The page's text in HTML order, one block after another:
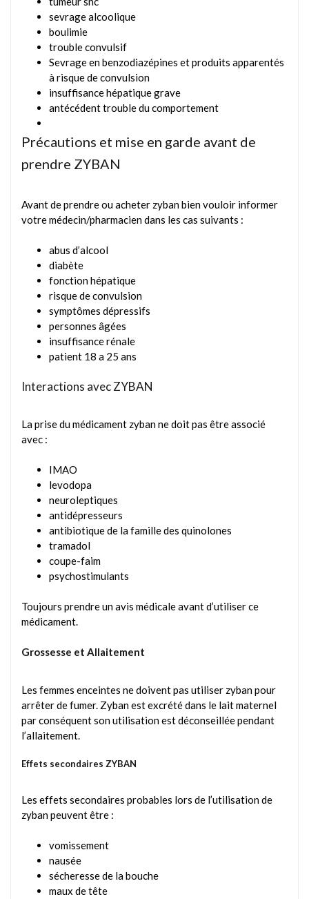
sevrage alcoolique
boulimie
trouble convulsif
Sevrage en benzodiazépines et produits apparentés
à risque de convulsion
insuffisance hépatique grave
antécédent trouble du comportement
Précautions et mise en garde avant de
prendre ZYBAN
Avant de prendre ou acheter zyban bien vouloir informer
votre médecin/pharmacien dans les cas suivants :
abus d’alcool
diabète
fonction hépatique
risque de convulsion
symptômes dépressifs
personnes âgées
insuffisance rénale
patient 18 a 25 ans
Interactions avec ZYBAN
La prise du médicament zyban ne doit pas être associé
avec :
IMAO
levodopa
neuroleptiques
antidépresseurs
antibiotique de la famille des quinolones
tramadol
coupe-faim
psychostimulants
Toujours prendre un avis médicale avant d’utiliser ce
médicament.
Grossesse et Allaitement
Les femmes enceintes ne doivent pas utiliser zyban pour
arrêter de fumer. Zyban est excrété dans le lait maternel
par conséquent son utilisation est déconseillée pendant
l’allaitement.
Effets secondaires ZYBAN
Les effets secondaires probables lors de l’utilisation de
zyban peuvent être :
vomissement
nausée
sécheresse de la bouche
maux de tête